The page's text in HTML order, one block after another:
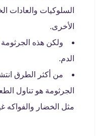
السلوكيات والعادات
الأخرى.
ولكن هذه
الدم.
من أكثر الطرق
الجرثومة هو تناول
مثل الخضار والفواكه